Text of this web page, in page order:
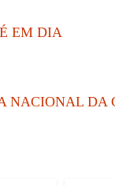
EM DIA
NACIONAL DA